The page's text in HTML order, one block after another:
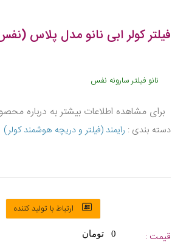
فیلتر کولر ابی نانو مدل پلاس
نانو فیلتر سارونه نفس
برای مشاهده اطلاعات بیشتر به درباره
دسته بندی : رایمند (فیلتر و دریچه هوشمند کولر)
ارتباط با تولید کننده
قیمت : 0 تومان